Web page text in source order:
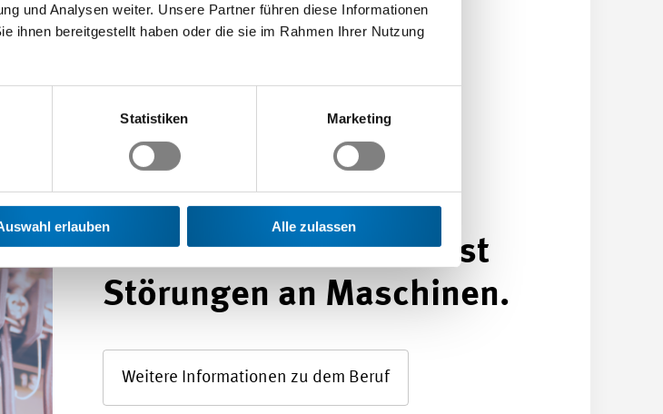
und Analysen weiter. Unsere Partner führen diese Informationen
ihnen bereitgestellt haben oder die sie im Rahmen Ihrer Nutzung
Statistiken Marketing
erlauben Alle zulassen
Du baust elektrische
Steuerungen und
Energieverteilungen,
fertigst elektrische
Wicklungen und
lokalisierst und behebst
Störungen an Maschinen.
Weitere Informationen zu dem Beruf